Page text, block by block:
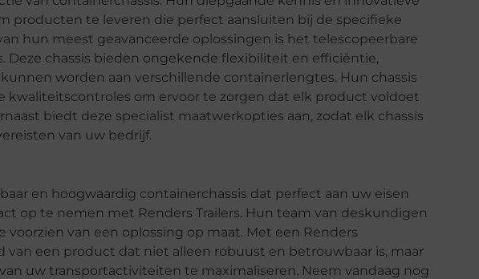
producten te leveren die perfect aansluiten bij de specifieke
hun meest geavanceerde oplossingen is het telescopeerbare
Deze chassis bieden ongekende flexibiliteit en efficiëntie,
worden aan verschillende containerlengtes. Hun chassis
kwaliteitscontroles om ervoor te zorgen dat elk product voldoet
biedt deze specialist maatwerkopties aan, zodat elk chassis
van uw bedrijf.
en hoogwaardig containerchassis dat perfect aan uw eisen
op te nemen met Renders Trailers. Hun team van deskundigen
voorzien van een oplossing op maat. Met een Renders
van een product dat niet alleen robuust en betrouwbaar is, maar
uw transportactiviteiten te maximaliseren. Neem vandaag nog